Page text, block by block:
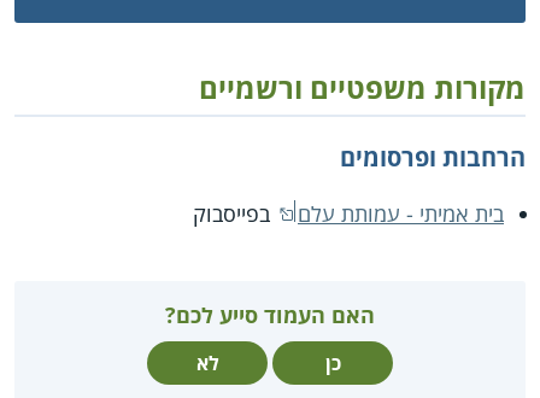
מקורות משפטיים ורשמיים
הרחבות ופרסומים
בית אמיתי - עמותת עלם בפייסבוק
האם העמוד סייע לכם?
כן לא